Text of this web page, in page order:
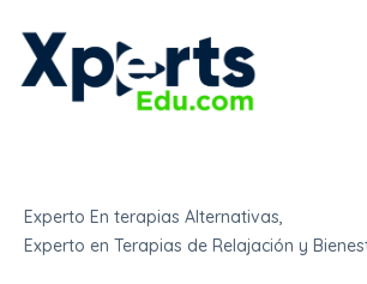
Experto En terapias Alternativas,
Experto en Terapias de Relajación y